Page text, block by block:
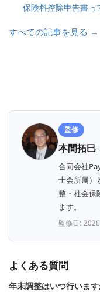
保険料控除申告書っ
すべての記事を見る →
監修
本間拓巳
合同会社
士会所属）
整・社会保
ます。
監修日:
よくある質問
年末調整はいつ行います